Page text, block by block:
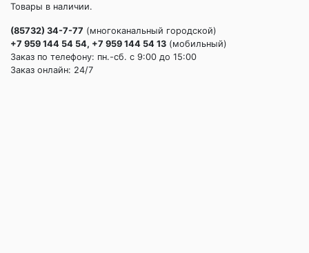
Товары в наличии.
(85732) 34-7-77 (многоканальный городской)
+7 959 144 54 54, +7 959 144 54 13 (мобильный)
Заказ по телефону: пн.-сб. c 9:00 до 15:00
Заказ онлайн: 24/7